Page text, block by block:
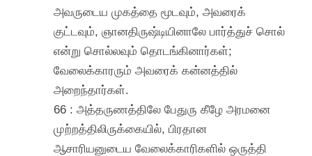
அவருடைய முகத்தை மூடவும், அவரைக்
குட்டவும், ஞானதிருஷ்டியினாலே பார்த்துச் சொல்
என்று சொல்லவும் தொடங்கினார்கள்;
வேலைக்காரரும் அவரைக் கன்னத்தில்
அறைந்தார்கள்.
66 : அத்தருணத்திலே பேதுரு கீழே அரமனை
முற்றத்திலிருக்கையில், பிரதான
ஆசாரியனுடைய வேலைக்காரிகளில் ஒருத்தி